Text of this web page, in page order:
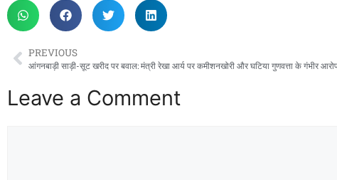
PREVIOUS
आंगनबाड़ी साड़ी-सूट खरीद पर बवाल: मंत्री रेखा आर्य पर कमीशनखोरी और घटिया गुणवत्ता के गंभीर
Leave a Comment